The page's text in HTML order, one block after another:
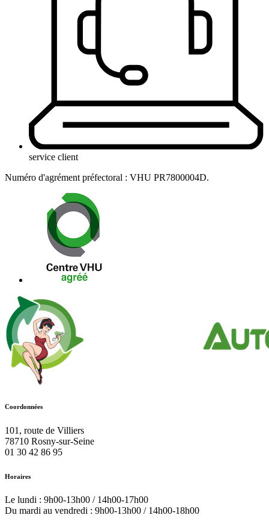
service client
Numéro d'agrément préfectoral : VHU PR7800004D.
Coordonnées
101, route de Villiers
78710 Rosny-sur-Seine
01 30 42 86 95
Horaires
Le lundi : 9h00-13h00 / 14h00-17h00
Du mardi au vendredi : 9h00-13h00 / 14h00-18h00